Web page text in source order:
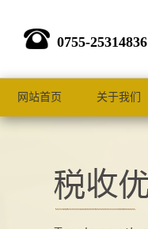
0755-25314836
网站首页 关于我们